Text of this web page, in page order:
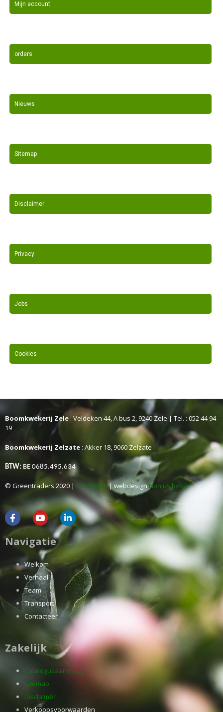
Mijn account
orders
Nieuws
Sitemap
Disclaimer
Privacy
Jobs
Cookies
Boomkwekerij Zele: Veldeken 44, A bus 2, 9240 Zele | Tel. : 052 44 94
19
Boomkwekerij Zelzate : Akker 18, 9060 Zelzate
BTW: BE 0685.495.634
© Greentraders 2020 | Disclaimer| webdesignNonius bvba
Navigatie
Welkom
Verhaal
Team
Transport
Contacteer
Zakelijk
Catalogusaanvraag
Sitemap
Disclaimer
Verkoopsvoorwaarden